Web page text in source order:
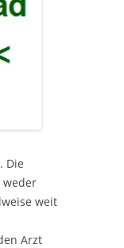
Die
weder
weit
Arzt